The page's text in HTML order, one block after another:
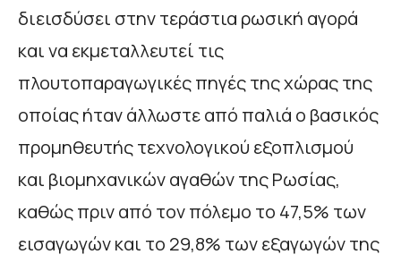
διεισδύσει στην τεράστια ρωσική αγορά
και να εκμεταλλευτεί τις
πλουτοπαραγωγικές πηγές της χώρας της
οποίας ήταν άλλωστε από παλιά ο βασικός
προμηθευτής τεχνολογικού εξοπλισμού
και βιομηχανικών αγαθών της Ρωσίας,
καθώς πριν από τον πόλεμο το 47,5% των
εισαγωγών και το 29,8% των εξαγωγών της